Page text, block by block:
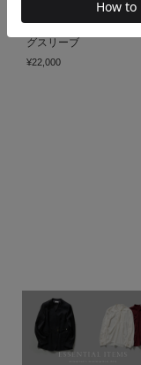
シアーレースロン
グスリーブ
¥22,000